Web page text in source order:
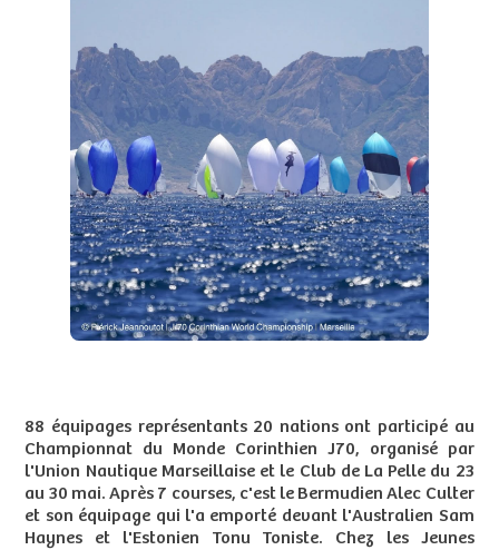
88 équipages représentants 20 nations ont participé au
Championnat du Monde Corinthien J70, organisé par
l'Union Nautique Marseillaise et le Club de La Pelle du 23
au 30 mai. Après 7 courses, c'est le Bermudien Alec Culter
et son équipage qui l'a emporté devant l'Australien Sam
Haynes et l'Estonien Tonu Toniste. Chez les Jeunes